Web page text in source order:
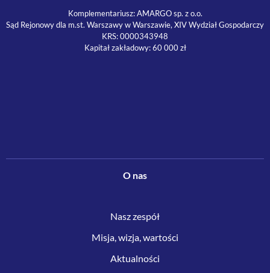
Komplementariusz: AMARGO sp. z o.o.
Sąd Rejonowy dla m.st. Warszawy w Warszawie, XIV Wydział Gospodarczy
KRS: 0000343948
Kapitał zakładowy: 60 000 zł
O nas
Nasz zespół
Misja, wizja, wartości
Aktualności